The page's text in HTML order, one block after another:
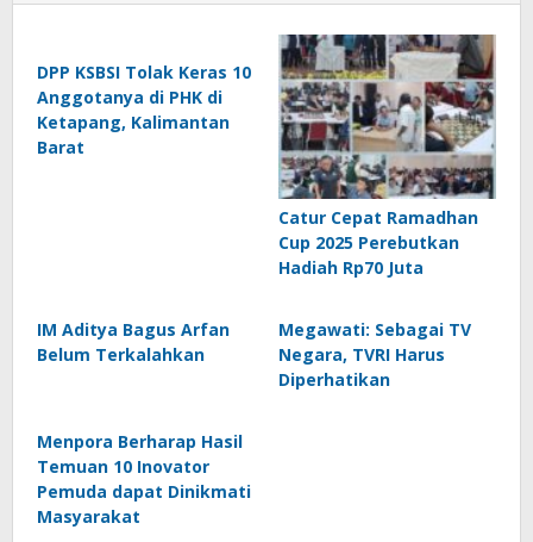
DPP KSBSI Tolak Keras 10
Anggotanya di PHK di
Ketapang, Kalimantan
Barat
Catur Cepat Ramadhan
Cup 2025 Perebutkan
Hadiah Rp70 Juta
IM Aditya Bagus Arfan
Belum Terkalahkan
Megawati: Sebagai TV
Negara, TVRI Harus
Diperhatikan
Menpora Berharap Hasil
Temuan 10 Inovator
Pemuda dapat Dinikmati
Masyarakat